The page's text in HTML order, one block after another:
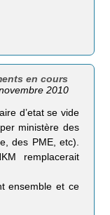
en cours
2010
d’etat se vide
ministère des
des PME, etc).
remplacerait
ensemble et ce